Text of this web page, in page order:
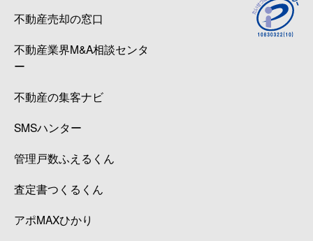
不動産売却の窓口
不動産業界M&A相談センタ
ー
不動産の集客ナビ
SMSハンター
管理戸数ふえるくん
査定書つくるくん
アポMAXひかり